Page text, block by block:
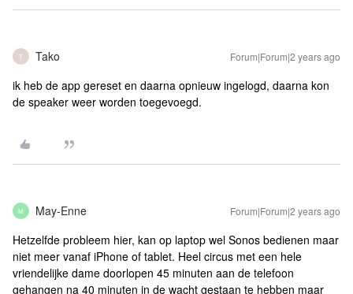
T Tako Forum|Forum|2 years ago
ik heb de app gereset en daarna opnieuw ingelogd, daarna kon
de speaker weer worden toegevoegd.
M May-Enne Forum|Forum|2 years ago
Hetzelfde probleem hier, kan op laptop wel Sonos bedienen maar
niet meer vanaf iPhone of tablet. Heel circus met een hele
vriendelijke dame doorlopen 45 minuten aan de telefoon
gehangen na 40 minuten in de wacht gestaan te hebben maar